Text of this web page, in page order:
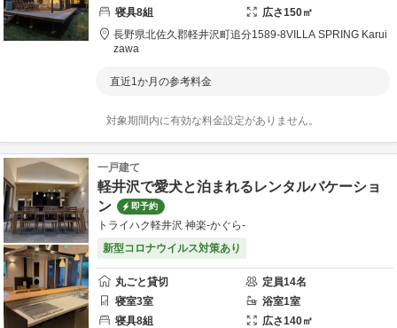
寝具8組 広さ150㎡
長野県北佐久郡軽井沢町追分1589-8VILLA SPRING Karui
zawa
直近1か月の参考料金
対象期間内に有効な料金設定がありません。
一戸建て
軽井沢で愛犬と泊まれるレンタルバケーショ
ン
即予約
トライハク軽井沢 神楽-かぐら-
新型コロナウイルス対策あり
丸ごと貸切 定員14名
寝室3室 浴室1室
寝具8組 広さ140㎡